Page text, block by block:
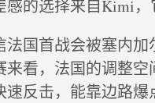
感的选择来自Kimi，
法国首战会被塞内加
来看，法国的调整空
速反击，能靠边路爆